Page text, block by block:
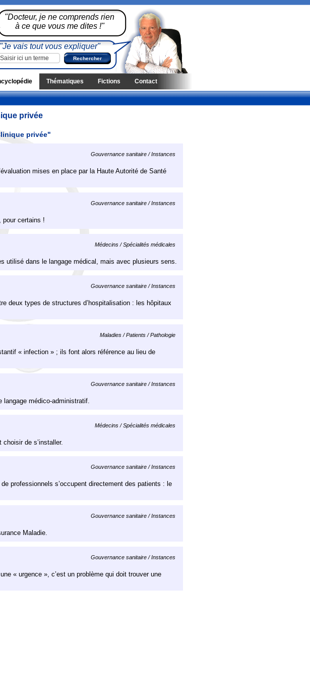
"Docteur, je ne comprends rien
à ce que vous me dites !"
"Je vais tout vous expliquer"
Thématiques Fictions Contact
privée
privée"
Gouvernance sanitaire / Instances
mises en place par la Haute Autorité de Santé
Gouvernance sanitaire / Instances
pour certains !
Médecins / Spécialités médicales
utilisé dans le langage médical, mais avec plusieurs sens.
Gouvernance sanitaire / Instances
deux types de structures d’hospitalisation : les hôpitaux
Maladies / Patients / Pathologie
« infection » ; ils font alors référence au lieu de
Gouvernance sanitaire / Instances
langage médico-administratif.
Médecins / Spécialités médicales
de s’installer.
Gouvernance sanitaire / Instances
professionnels s’occupent directement des patients : le
Gouvernance sanitaire / Instances
Maladie.
Gouvernance sanitaire / Instances
« urgence », c’est un problème qui doit trouver une